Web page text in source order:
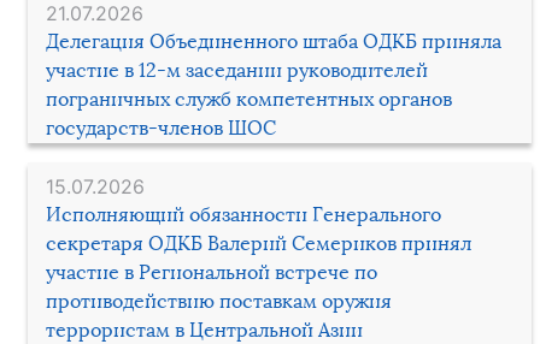
21.07.2026
Делегация Объединенного штаба ОДКБ приняла
участие в 12-м заседании руководителей
пограничных служб компетентных органов
государств-членов ШОС
15.07.2026
Исполняющий обязанности Генерального
секретаря ОДКБ Валерий Семериков принял
участие в Региональной встрече по
противодействию поставкам оружия
террористам в Центральной Азии